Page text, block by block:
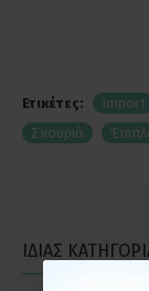
Ετικέτες: Import
Σκουριά
ΙΔΙΑΣ